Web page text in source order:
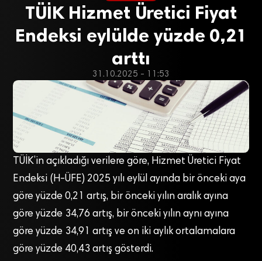
TÜİK Hizmet Üretici Fiyat
Endeksi eylülde yüzde 0,21
arttı
31.10.2025 - 11:53
TÜİK’in açıkladığı verilere göre, Hizmet Üretici Fiyat
Endeksi (H-ÜFE) 2025 yılı eylül ayında bir önceki aya
göre yüzde 0,21 artış, bir önceki yılın aralık ayına
göre yüzde 34,76 artış, bir önceki yılın aynı ayına
göre yüzde 34,91 artış ve on iki aylık ortalamalara
göre yüzde 40,43 artış gösterdi.